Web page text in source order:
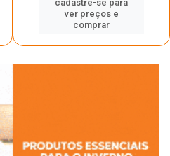
cadastre-se para
ver preços e
comprar